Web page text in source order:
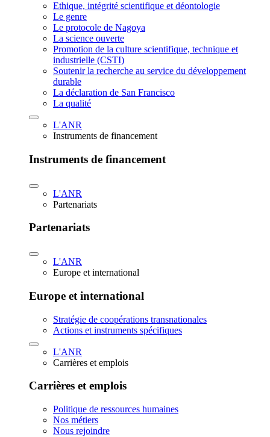
Ethique, intégrité scientifique et déontologie
Le genre
Le protocole de Nagoya
La science ouverte
Promotion de la culture scientifique, technique et
industrielle (CSTI)
Soutenir la recherche au service du développement
durable
La déclaration de San Francisco
La qualité
L'ANR
Instruments de financement
Instruments de financement
L'ANR
Partenariats
Partenariats
L'ANR
Europe et international
Europe et international
Stratégie de coopérations transnationales
Actions et instruments spécifiques
L'ANR
Carrières et emplois
Carrières et emplois
Politique de ressources humaines
Nos métiers
Nous rejoindre